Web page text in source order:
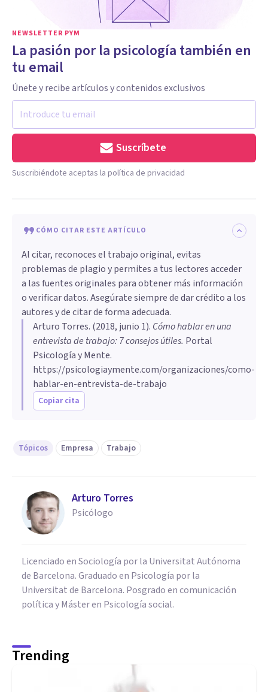
NEWSLETTER PYM
La pasión por la psicología también en
tu email
Únete y recibe artículos y contenidos exclusivos
Suscríbete
Suscribiéndote aceptas la política de privacidad
CÓMO CITAR ESTE ARTÍCULO
Al citar, reconoces el trabajo original, evitas
problemas de plagio y permites a tus lectores acceder
a las fuentes originales para obtener más información
o verificar datos. Asegúrate siempre de dar crédito a los
autores y de citar de forma adecuada.
Arturo Torres. (2018, junio 1). Cómo hablar en una
entrevista de trabajo: 7 consejos útiles. Portal
Psicología y Mente.
https://psicologiaymente.com/organizaciones/como-
hablar-en-entrevista-de-trabajo
Copiar cita
Tópicos Empresa Trabajo
Arturo Torres
Psicólogo
Licenciado en Sociología por la Universitat Autónoma
de Barcelona. Graduado en Psicología por la
Universitat de Barcelona. Posgrado en comunicación
política y Máster en Psicología social.
Trending